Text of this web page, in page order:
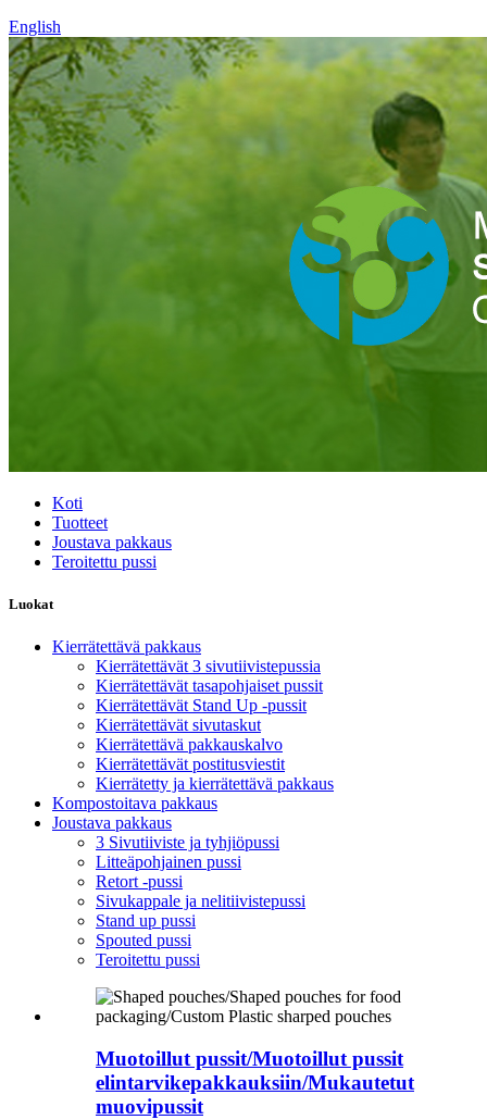
English
Koti
Tuotteet
Joustava pakkaus
Teroitettu pussi
Luokat
Kierrätettävä pakkaus
Kierrätettävät 3 sivutiivistepussia
Kierrätettävät tasapohjaiset pussit
Kierrätettävät Stand Up -pussit
Kierrätettävät sivutaskut
Kierrätettävä pakkauskalvo
Kierrätettävät postitusviestit
Kierrätetty ja kierrätettävä pakkaus
Kompostoitava pakkaus
Joustava pakkaus
3 Sivutiiviste ja tyhjiöpussi
Litteäpohjainen pussi
Retort -pussi
Sivukappale ja nelitiivistepussi
Stand up pussi
Spouted pussi
Teroitettu pussi
Muotoillut pussit/Muotoillut pussit
elintarvikepakkauksiin/Mukautetut
muovipussit